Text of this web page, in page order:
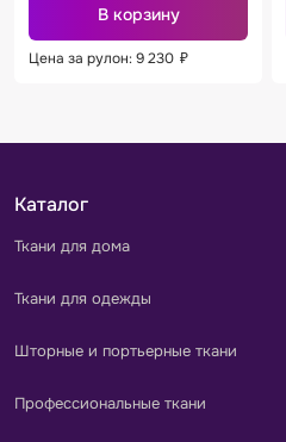
В корзину
Цена за рулон: 9 230 ₽
Каталог
Ткани для дома
Ткани для одежды
Шторные и портьерные ткани
Профессиональные ткани